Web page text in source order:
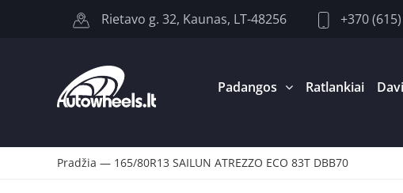
Rietavo g. 32, Kaunas, LT-48256 +370
Padangos Ratlankiai
Pradžia — 165/80R13 SAILUN ATREZZO ECO 83T DBB70